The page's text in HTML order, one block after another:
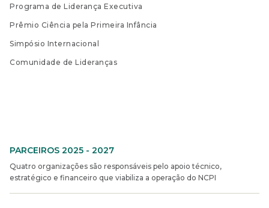
Programa de Liderança Executiva
Prêmio Ciência pela Primeira Infância
Simpósio Internacional
Comunidade de Lideranças
PARCEIROS 2025 - 2027
Quatro organizações são responsáveis pelo apoio técnico,
estratégico e financeiro que viabiliza a operação do NCPI